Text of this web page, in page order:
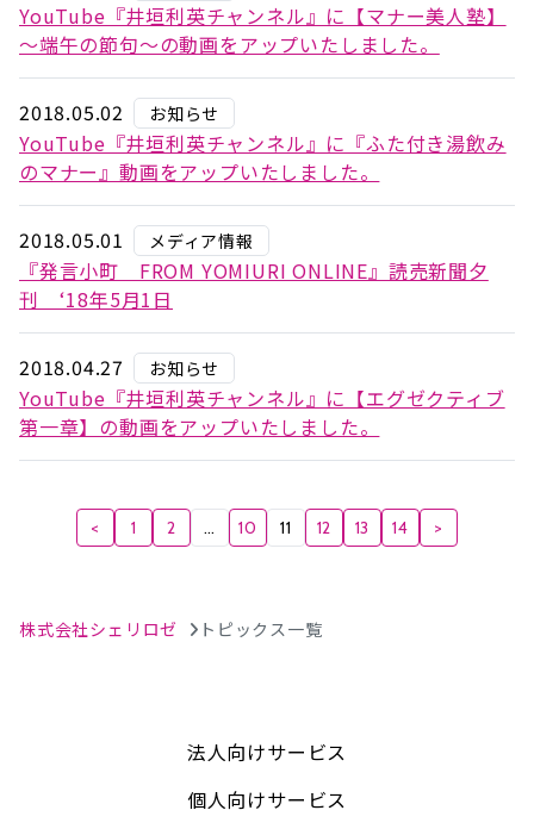
株式会社シェリロゼ トピックス一覧
YouTube『井垣利英チャンネル』に【マナー美人塾】
～端午の節句～の動画をアップいたしました。
2018.05.02 お知らせ
YouTube『井垣利英チャンネル』に『ふた付き湯飲み
のマナー』動画をアップいたしました。
2018.05.01 メディア情報
『発言小町 FROM YOMIURI ONLINE』読売新聞夕
刊 ‘18年5月1日
2018.04.27 お知らせ
YouTube『井垣利英チャンネル』に【エグゼクティブ
第一章】の動画をアップいたしました。
< 1 2 … 10 11 12 13 14 >
法人向けサービス
個人向けサービス